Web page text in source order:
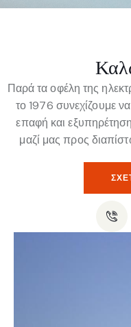
Παρά τα οφέλη της
το 1976 συνεχίζουμε
επαφή και
μαζί μας προς